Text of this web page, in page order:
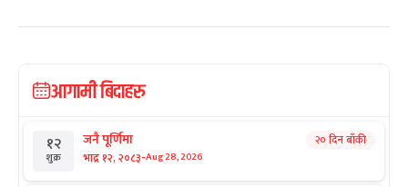
आगामी बिदाहरु
१२
शुक्र
जनै पूर्णिमा
भाद्र १२, २०८३-Aug 28, 2026
२० दिन बाँकी